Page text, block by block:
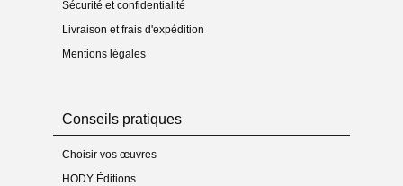
Médias
- Enregistrement sur CD : non
Sécurité et confidentialité
Livraison et frais d'expédition
Mentions légales
Conseils pratiques
Choisir vos œuvres
HODY Éditions